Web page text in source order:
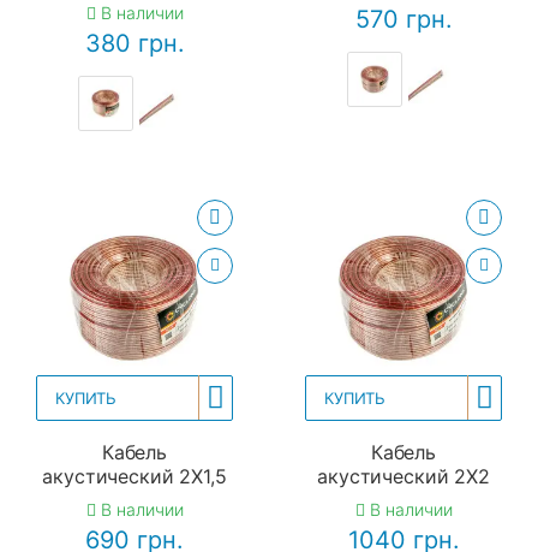
В наличии
380 грн.
570 грн.
КУПИТЬ
Кабель
акустический 2X1,5
В наличии
690 грн.
КУПИТЬ
Кабель
акустический 2X2
В наличии
1040 грн.